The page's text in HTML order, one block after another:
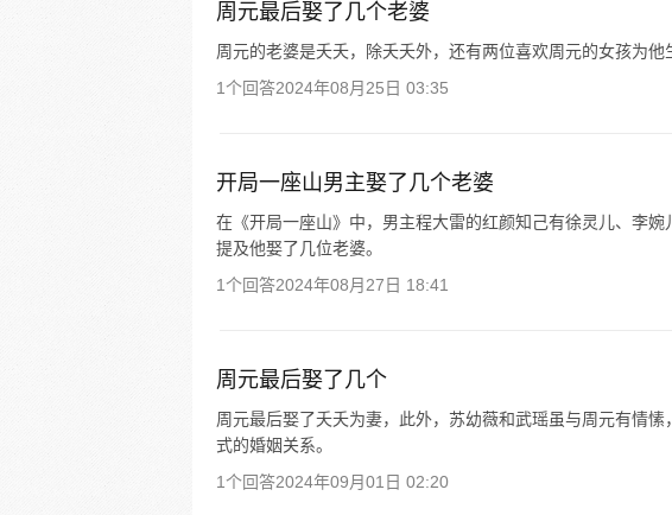
周元最后娶了几个老婆
周元的老婆是夭夭，除夭夭外，还有两位喜欢周元的女孩为他
1个回答2024年08月25日 03:35
开局一座山男主娶了几个老婆
在《开局一座山》中，男主程大雷的红颜知己有徐灵儿、李
提及他娶了几位老婆。
1个回答2024年08月27日 18:41
周元最后娶了几个
周元最后娶了夭夭为妻，此外，苏幼薇和武瑶虽与周元有情
式的婚姻关系。
1个回答2024年09月01日 02:20